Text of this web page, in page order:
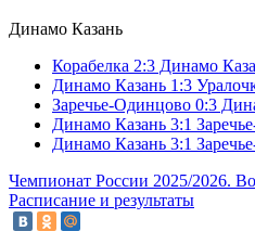
Динамо Казань
Корабелка 2:3 Динамо
Динамо Казань 1:3
Заречье-Одинцово 0:3
Динамо Казань 3:1
Динамо Казань 3:1
Чемпионат России 2025/2026.
Расписание и результаты